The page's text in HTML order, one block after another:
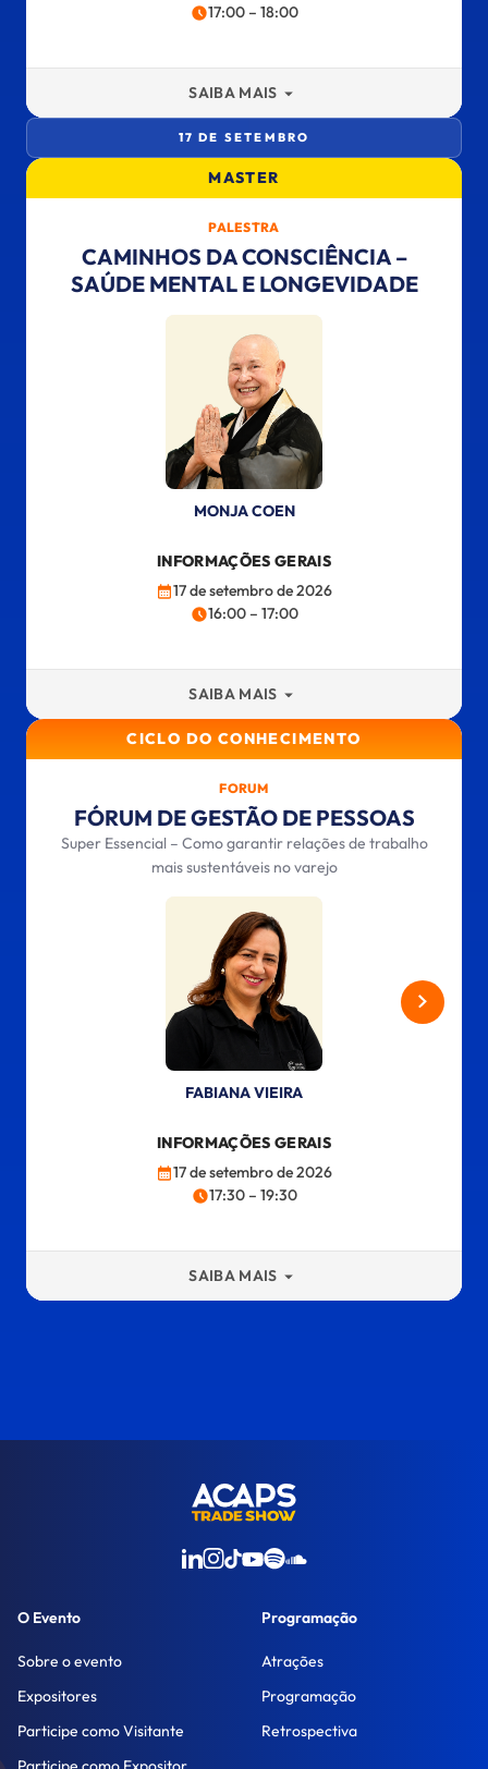
17:00 – 18:00
SAIBA MAIS
17 DE SETEMBRO
MASTER
PALESTRA
CAMINHOS DA CONSCIÊNCIA –
SAÚDE MENTAL E LONGEVIDADE
MONJA COEN
INFORMAÇÕES GERAIS
17 de setembro de 2026
16:00 – 17:00
SAIBA MAIS
CICLO DO CONHECIMENTO
FORUM
FÓRUM DE GESTÃO DE PESSOAS
Super Essencial – Como garantir relações de trabalho
mais sustentáveis no varejo
FABIANA VIEIRA
INFORMAÇÕES GERAIS
17 de setembro de 2026
17:30 – 19:30
SAIBA MAIS
O Evento
Sobre o evento
Expositores
Participe como Visitante
Programação
Atrações
Programação
Retrospectiva